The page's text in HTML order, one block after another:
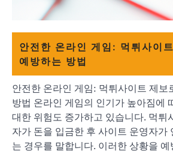
안전한 온라인 게임: 먹튀사이
예방하는 방법
안전한 온라인 게임: 먹튀사이트 제보
방법 온라인 게임의 인기가 높아짐에
대한 위험도 증가하고 있습니다. 먹튀
자가 돈을 입금한 후 사이트 운영자가
는 경우를 말합니다. 이러한 상황을 예